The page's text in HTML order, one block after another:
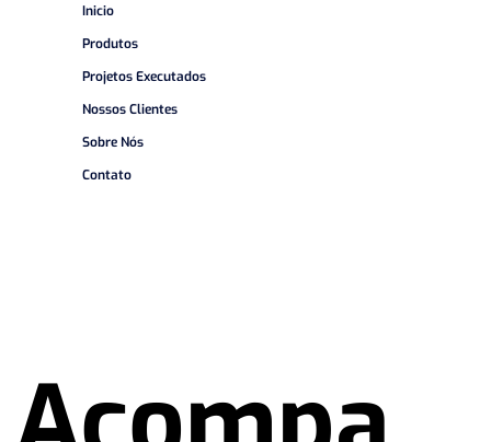
Inicio
Produtos
Projetos Executados
Nossos Clientes
Sobre Nós
Contato